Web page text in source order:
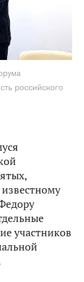
российского
участников